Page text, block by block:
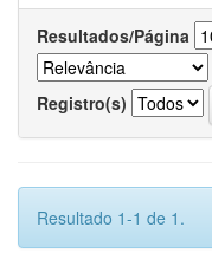
Resultados/Página
Registro(s)
Resultado 1-1 de 1.